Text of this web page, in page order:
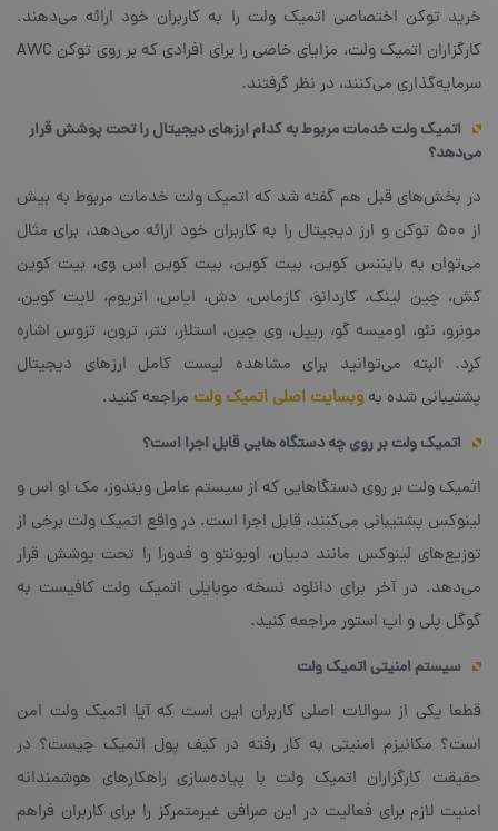
خرید توکن اختصاصی اتمیک ولت را به کاربران خود ارائه می‌دهند.
کارگزاران اتمیک ولت، مزایای خاصی را برای افرادی که بر روی توکن AWC
سرمایه‌گذاری می‌کنند، در نظر گرفتند.
اتمیک ولت خدمات مربوط به کدام ارزهای دیجیتال را تحت پوشش قرار
می‌دهد؟
در بخش‌های قبل هم گفته شد که اتمیک ولت خدمات مربوط به بیش
از ۵۰۰ توکن و ارز دیجیتال را به کاربران خود ارائه می‌دهد، برای مثال
می‌توان به بایننس کوین، بیت کوین، بیت کوین اس وی، بیت کوین
کش، چین لینک، کاردانو، کازماس، دش، ایاس، اتریوم، لایت کوین،
مونرو، نئو، اومیسه گو، ریپل، وی چین، استلار، تتر، ترون، تزوس اشاره
کرد. البته می‌توانید برای مشاهده لیست کامل ارزهای دیجیتال
پشتیبانی شده بهوبسایت اصلی اتمیک ولت مراجعه کنید.
اتمیک ولت بر روی چه دستگاه هایی قابل اجرا است؟
اتمیک ولت بر روی دستگاهایی که از سیستم عامل ویندوز، مک او اس و
لینوکس پشتیبانی می‌کنند، قابل اجرا است. در واقع اتمیک ولت برخی از
توزیع‌های لینوکس مانند دبیان، اوبونتو و فدورا را تحت پوشش قرار
می‌دهد. در آخر برای دانلود نسخه‌ موبایلی اتمیک ولت کافیست به
گوگل پلی و اپ استور مراجعه کنید.
سیستم امنیتی اتمیک ولت
قطعا یکی از سوالات اصلی کاربران این است که آیا اتمیک ولت امن
است؟ مکانیزم امنیتی به کار رفته در کیف پول اتمیک چیست؟ در
حقیقت کارگزاران اتمیک ولت با پیاده‌سازی راهکارهای هوشمندانه
امنیت لازم برای فعالیت در این صرافی غیرمتمرکز را برای کاربران فراهم